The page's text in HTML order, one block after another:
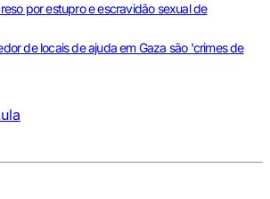
por estupro e escravidão sexual de
de locais de ajuda em Gaza são 'crimes de